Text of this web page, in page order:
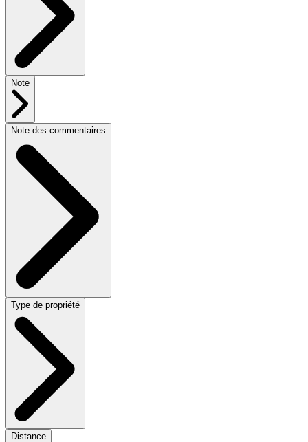
Note
Note des commentaires
Type de propriété
Distance